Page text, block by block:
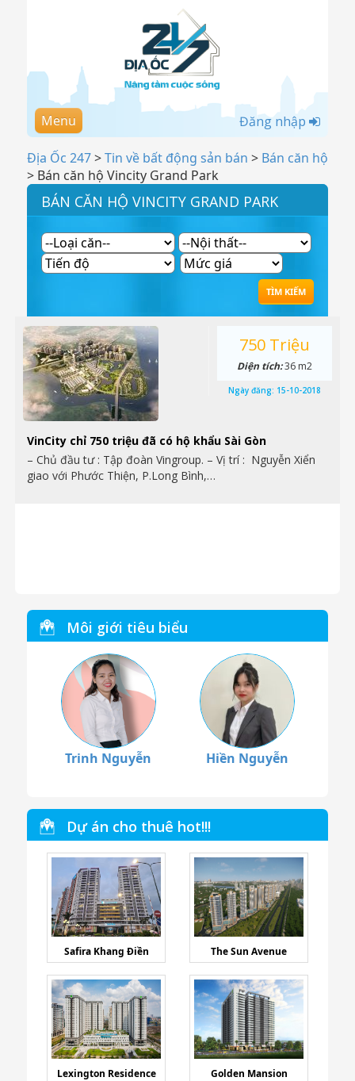
Menu Đăng nhập
Địa Ốc 247>Tin về bất động sản bán > Bán căn hộ
> Bán căn hộ Vincity Grand Park
BÁN CĂN HỘ VINCITY GRAND PARK
VinCity chỉ 750 triệu đã có hộ khẩu Sài Gòn
– Chủ đầu tư : Tập đoàn Vingroup. – Vị trí : Nguyễn Xiển
giao với Phước Thiện, P.Long Bình,…
750 Triệu
Diện tích:36 m2
Ngày đăng: 15-10-2018
Môi giới tiêu biểu
Trinh Nguyễn Hiền Nguyễn
Dự án cho thuê hot!!!
Safira Khang Điền The Sun Avenue
Lexington Residence Golden Mansion